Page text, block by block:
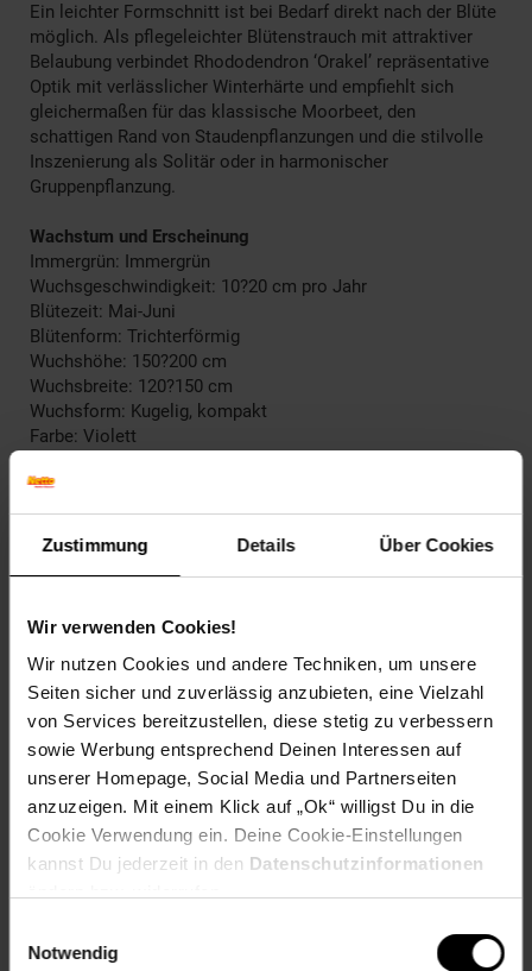
Zustimmung Details Über Cookies
Wir verwenden Cookies!
Wir nutzen Cookies und andere Techniken, um unsere
Seiten sicher und zuverlässig anzubieten, eine Vielzahl
von Services bereitzustellen, diese stetig zu verbessern
sowie Werbung entsprechend Deinen Interessen auf
unserer Homepage, Social Media und Partnerseiten
anzuzeigen. Mit einem Klick auf „Ok“ willigst Du in die
Cookie Verwendung ein. Deine Cookie-Einstellungen
kannst Du jederzeit in den Datenschutzinformationen
Notwendig
Ein leichter Formschnitt ist bei Bedarf direkt nach der Blüte
möglich. Als pflegeleichter Blütenstrauch mit attraktiver
Belaubung verbindet Rhododendron ‘Orakel’ repräsentative
Optik mit verlässlicher Winterhärte und empfiehlt sich
gleichermaßen für das klassische Moorbeet, den
schattigen Rand von Staudenpflanzungen und die stilvolle
Inszenierung als Solitär oder in harmonischer
Gruppenpflanzung.
Wachstum und Erscheinung
Immergrün: Immergrün
Wuchsgeschwindigkeit: 10?20 cm pro Jahr
Blütezeit: Mai-Juni
Blütenform: Trichterförmig
Wuchshöhe: 150?200 cm
Wuchsbreite: 120?150 cm
Wuchsform: Kugelig, kompakt
Farbe: Violett
Blütenfarbe: Rot
Winterfarbe: Immergrün
Geschmack: X
Frucht: Keine Frucht
Standortempfehlung: Halbschattig, windgeschützt
Pflegeaufwand: Wenig,Mittel
Lichtbedarf: Halbschattig-Schattig
Wasserbedarf: Hoch
Rückschnitt: Rückschnitt nach der Blüte.
Schnittverträglichkeit: Gut
Bodenansprüche: sauer und humos
Nährstoffgehalt: Hoch
Frosthärte: bis -24 °C
Verwendung: Solitärpflanzung, Heckenpflanze,
Duft: Kein Duft